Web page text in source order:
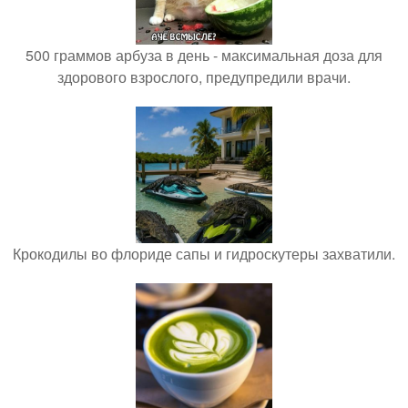
500 граммов арбуза в день - максимальная доза для
здорового взрослого, предупредили врачи.
Крокодилы во флориде сапы и гидроскутеры захватили.